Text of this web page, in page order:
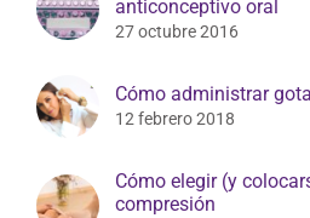
anticonceptivo oral
27 octubre 2016
Cómo administrar
12 febrero 2018
Cómo elegir (y
compresión